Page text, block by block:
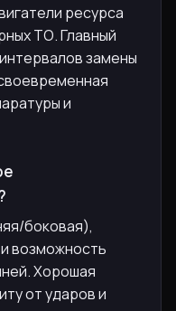
ресурса
ТО. Главный
замены
и
боковая),
возможность
Хорошая
от ударов и